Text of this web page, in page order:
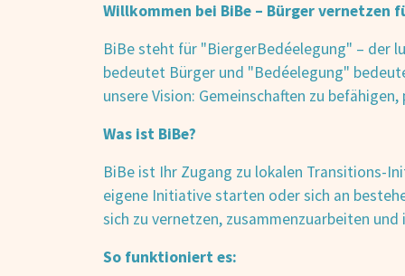
Willkommen bei BiBe – Bürger vernetzen
BiBe steht für "BiergerBedéelegung" – der
bedeutet Bürger und "Bedéelegung"
unsere Vision: Gemeinschaften zu
Was ist BiBe?
BiBe ist Ihr Zugang zu lokalen Transitions-
eigene Initiative starten oder sich an
sich zu vernetzen, zusammenzuarbeiten
So funktioniert es: